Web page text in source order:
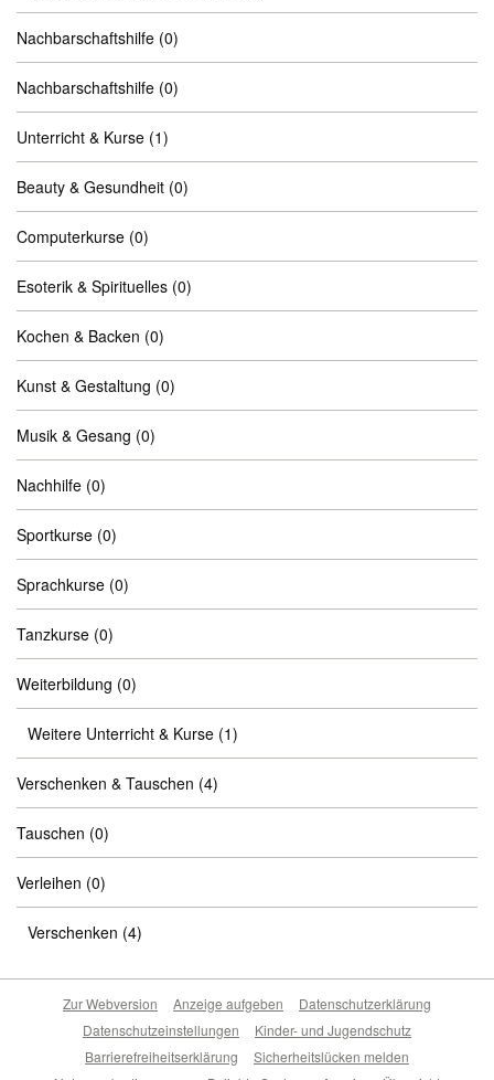
Nachbarschaftshilfe (0)
Nachbarschaftshilfe (0)
Unterricht & Kurse (1)
Beauty & Gesundheit (0)
Computerkurse (0)
Esoterik & Spirituelles (0)
Kochen & Backen (0)
Kunst & Gestaltung (0)
Musik & Gesang (0)
Nachhilfe (0)
Sportkurse (0)
Sprachkurse (0)
Tanzkurse (0)
Weiterbildung (0)
Weitere Unterricht & Kurse (1)
Verschenken & Tauschen (4)
Tauschen (0)
Verleihen (0)
Verschenken (4)
Zur Webversion Anzeige aufgeben
Datenschutzerklärung
Datenschutzeinstellungen
Kinder- und Jugendschutz
Barrierefreiheitserklärung
Sicherheitslücken melden